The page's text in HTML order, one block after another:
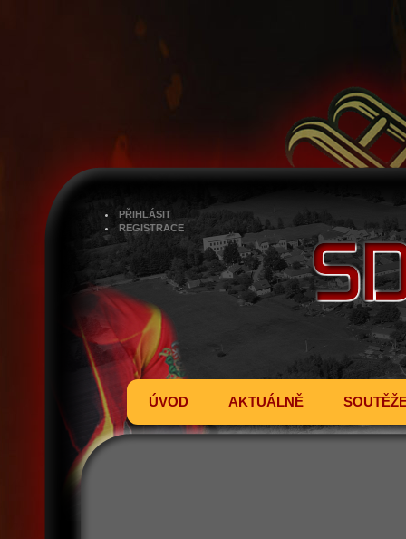
PŘIHLÁSIT
REGISTRACE
ÚVOD AKTUÁLNĚ